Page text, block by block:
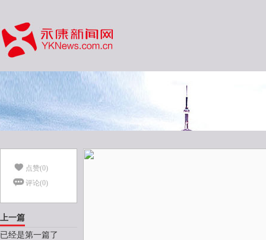
点赞(0)
评论(0)
上一篇
已经是第一篇了